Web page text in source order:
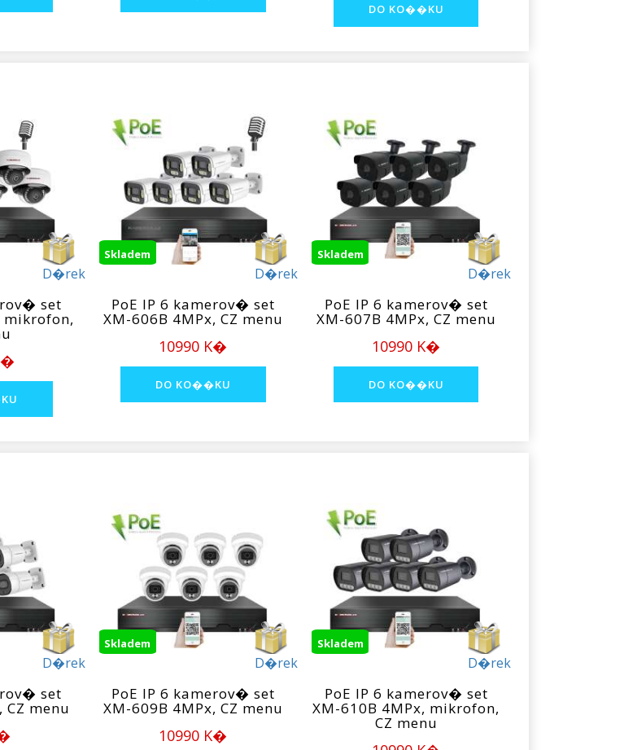
D�rek
set
mikrofon,
D�rek
Skladem
PoE IP 6 kamerov� set
XM-606B 4MPx, CZ menu
10990 K�
D�rek
Skladem
PoE IP 6 kamerov� set
XM-607B 4MPx, CZ menu
10990 K�
D�rek
set
CZ menu
D�rek
Skladem
PoE IP 6 kamerov� set
XM-609B 4MPx, CZ menu
10990 K�
D�rek
Skladem
PoE IP 6 kamerov� set
XM-610B 4MPx, mikrofon,
CZ menu